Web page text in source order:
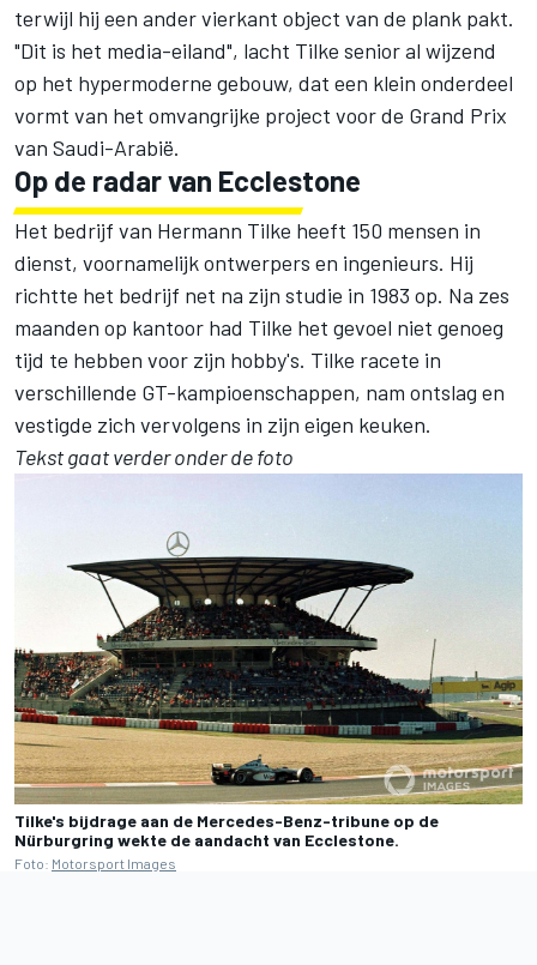
terwijl hij een ander vierkant object van de plank pakt.
"Dit is het media-eiland", lacht Tilke senior al wijzend
op het hypermoderne gebouw, dat een klein onderdeel
vormt van het omvangrijke project voor de Grand Prix
van Saudi-Arabië.
Op de radar van Ecclestone
Het bedrijf van Hermann Tilke heeft 150 mensen in
dienst, voornamelijk ontwerpers en ingenieurs. Hij
richtte het bedrijf net na zijn studie in 1983 op. Na zes
maanden op kantoor had Tilke het gevoel niet genoeg
tijd te hebben voor zijn hobby's. Tilke racete in
verschillende GT-kampioenschappen, nam ontslag en
vestigde zich vervolgens in zijn eigen keuken.
Tekst gaat verder onder de foto
Tilke's bijdrage aan de Mercedes-Benz-tribune op de
Nürburgring wekte de aandacht van Ecclestone.
Foto: Motorsport Images